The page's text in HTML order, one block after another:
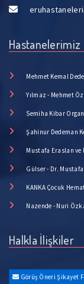
Hastanelerimiz
Mehmet Kemal
Yılmaz - Mehmet
Semiha Kibar
Şahinur Dedeman
Mustafa Eraslan ve
Gülser - Dr.
KANKA Çocuk
Nazende - Nuri
Halkla İlişkiler
Görüş Öneri Şikayet